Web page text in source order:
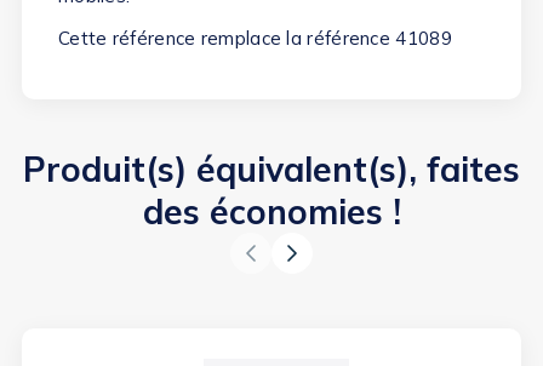
Cette référence remplace la référence 41089
Produit(s) équivalent(s), faites
des économies !